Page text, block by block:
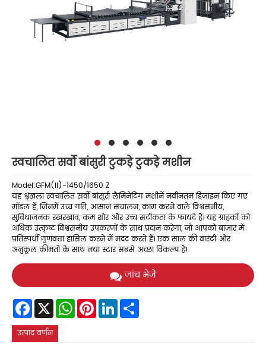
स्वचालित सर्वो बांसुरी टुकड़े टुकड़े मशीन
Model:GFM(II)-1450/1650 Z
यह श्रृंखला स्वचालित सर्वो बांसुरी लैमिनेटिंग मशीनें नवीनतम डिज़ाइन किए गए
मॉडल हैं, जिनमें उच्च गति, आसान संचालन, काम करने वाले विश्वसनीय,
सुविधाजनक रखरखाव, कम शोर और उच्च सटीकता के फायदे हैं। यह ग्राहकों को
अधिक उत्कृष्ट विश्वसनीय उपकरणों के साथ प्रदान करेगा, जो आपको बाजार में
प्रतिस्पर्धी गुणवत्ता हासिल करने में मदद करते हैं। एक साल की वारंटी और
अनुकूल कीमतों के साथ नया स्टार सबसे अच्छा विकल्प है!
जांच भेजें
Facebook
X WhatsAppPinterestLinkedIn
उत्पाद वर्णन